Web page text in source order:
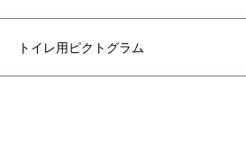
トイレ用ピクトグラム